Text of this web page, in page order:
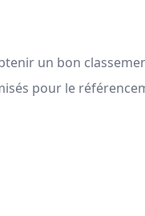
un bon
pour le